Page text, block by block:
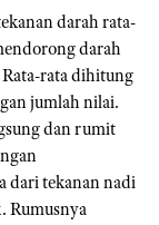
darah rata-
darah
rata dihitung
jumlah nilai.
dan rumit
dari tekanan nadi
Rumusnya